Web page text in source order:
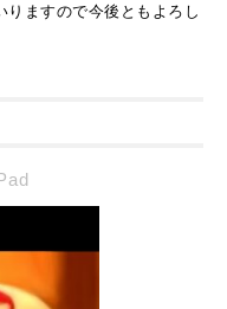
りますので今後ともよろし